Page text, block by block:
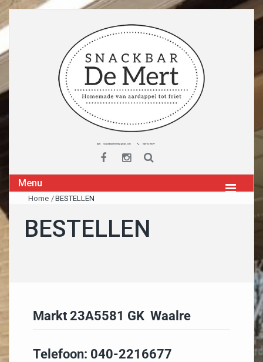
snackbardemert@gmail.com 040-2216677
Menu
Home /BESTELLEN
BESTELLEN
Markt 23A5581 GK Waalre
Telefoon: 040-2216677